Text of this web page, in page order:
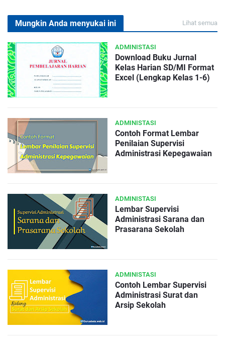
Mungkin Anda menyukai ini Lihat semua
ADMINISTASI
Download Buku Jurnal
Kelas Harian SD/MI Format
Excel (Lengkap Kelas 1-6)
ADMINISTASI
Contoh Format Lembar
Penilaian Supervisi
Administrasi Kepegawaian
ADMINISTASI
Lembar Supervisi
Administrasi Sarana dan
Prasarana Sekolah
ADMINISTASI
Contoh Lembar Supervisi
Administrasi Surat dan
Arsip Sekolah